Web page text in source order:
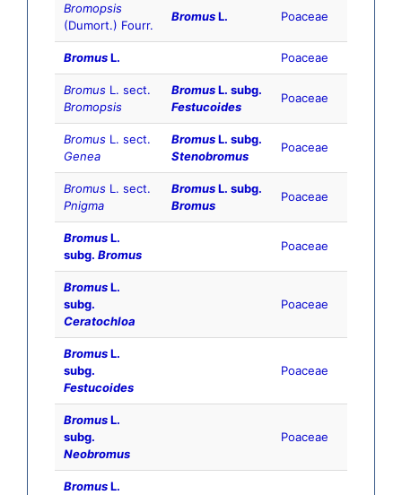
Bromopsis
(Dumort.) Fourr.
BromusL. Poaceae
BromusL. Poaceae
Bromus L. sect.
Bromopsis
BromusL. subg.
Festucoides
Poaceae
Bromus L. sect.
Genea
BromusL. subg.
Stenobromus
Poaceae
Bromus L. sect.
Pnigma
BromusL. subg.
Bromus
Poaceae
BromusL.
subg. Bromus
Poaceae
BromusL.
subg.
Ceratochloa
Poaceae
BromusL.
subg.
Festucoides
Poaceae
BromusL.
subg.
Neobromus
Poaceae
BromusL.